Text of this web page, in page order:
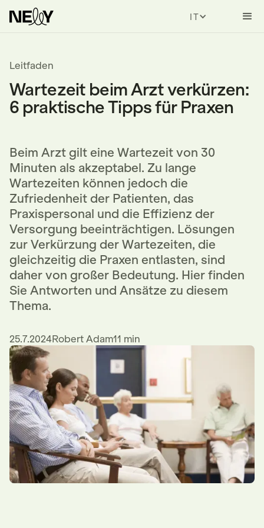
ITALIAN
Leitfaden
Wartezeit beim Arzt verkürzen:
6 praktische Tipps für Praxen
Beim Arzt gilt eine Wartezeit von 30
Minuten als akzeptabel. Zu lange
Wartezeiten können jedoch die
Zufriedenheit der Patienten, das
Praxispersonal und die Effizienz der
Versorgung beeinträchtigen. Lösungen
zur Verkürzung der Wartezeiten, die
gleichzeitig die Praxen entlasten, sind
daher von großer Bedeutung. Hier finden
Sie Antworten und Ansätze zu diesem
Thema.
25.7.2024Robert Adam11 min